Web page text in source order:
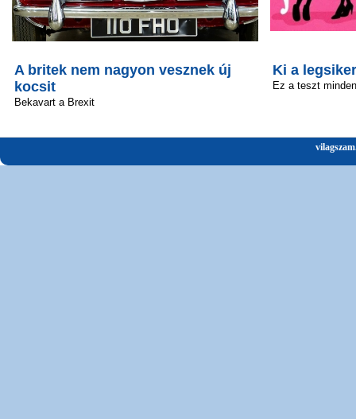
A britek nem nagyon vesznek új
kocsit
Bekavart a Brexit
Ki a
Ez a teszt